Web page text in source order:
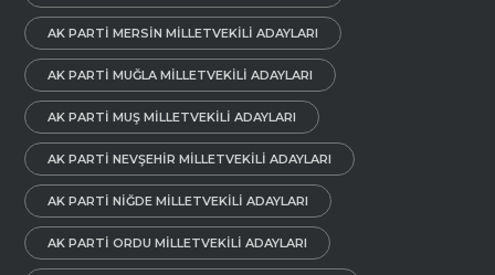
AK PARTI MERSIN MILLETVEKILI ADAYLARI
AK PARTI MUĞLA MILLETVEKILI ADAYLARI
AK PARTI MUŞ MILLETVEKILI ADAYLARI
AK PARTI NEVŞEHIR MILLETVEKILI ADAYLARI
AK PARTI NIĞDE MILLETVEKILI ADAYLARI
AK PARTI ORDU MILLETVEKILI ADAYLARI